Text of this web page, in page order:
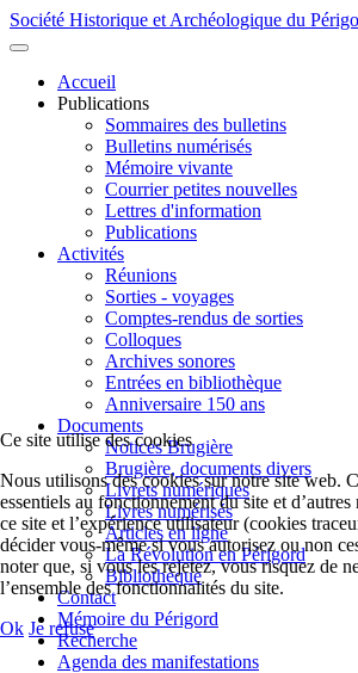
Société Historique et Archéologique du
Accueil
Publications
Sommaires des bulletins
Bulletins numérisés
Mémoire vivante
Courrier petites nouvelles
Lettres d'information
Publications
Activités
Réunions
Sorties - voyages
Comptes-rendus de sorties
Colloques
Archives sonores
Entrées en bibliothèque
Anniversaire 150 ans
Documents
Notices Brugière
Brugière, documents divers
Livrets numériques
Livres numérisés
Articles en ligne
La Révolution en Périgord
Bibliothèque
Contact
Mémoire du Périgord
Recherche
Agenda des manifestations
Ce site utilise des cookies
Nous utilisons des cookies sur notre site web.
essentiels au fonctionnement du site et
ce site et l’expérience utilisateur (cookies
décider vous-même si vous autorisez ou non
noter que, si vous les rejetez, vous risquez de
l’ensemble des fonctionnalités du site.
Ok Je refuse